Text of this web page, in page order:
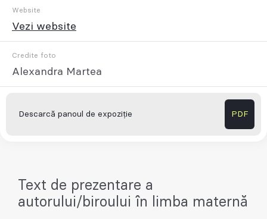
Website
Vezi website
Credite foto
Alexandra Martea
Descarcă panoul de expoziție PDF
Text de prezentare a
autorului/biroului în limba maternă